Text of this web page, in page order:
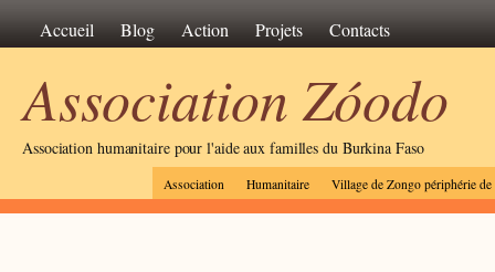
Accueil Blog Action Projets Contacts
Association Zóodo
Association humanitaire pour l'aide aux familles du Burkina Faso
Association Humanitaire Village de Zongo périphérie de